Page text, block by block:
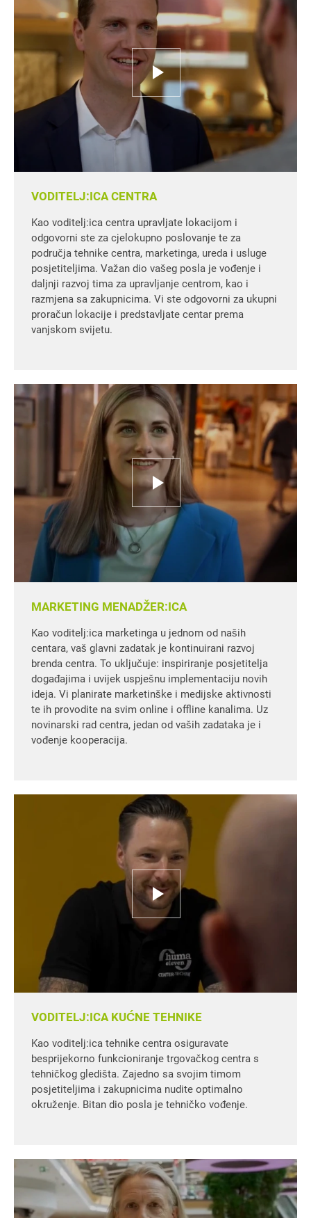
VODITELJ:ICA CENTRA
Kao voditelj:ica centra upravljate lokacijom i
odgovorni ste za cjelokupno poslovanje te za
područja tehnike centra, marketinga, ureda i usluge
posjetiteljima. Važan dio vašeg posla je vođenje i
daljnji razvoj tima za upravljanje centrom, kao i
razmjena sa zakupnicima. Vi ste odgovorni za ukupni
proračun lokacije i predstavljate centar prema
vanjskom svijetu.
MARKETING MENADŽER:ICA
Kao voditelj:ica marketinga u jednom od naših
centara, vaš glavni zadatak je kontinuirani razvoj
brenda centra. To uključuje: inspiriranje posjetitelja
događajima i uvijek uspješnu implementaciju novih
ideja. Vi planirate marketinške i medijske aktivnosti
te ih provodite na svim online i offline kanalima. Uz
novinarski rad centra, jedan od vaših zadataka je i
vođenje kooperacija.
VODITELJ:ICA KUĆNE TEHNIKE
Kao voditelj:ica tehnike centra osiguravate
besprijekorno funkcioniranje trgovačkog centra s
tehničkog gledišta. Zajedno sa svojim timom
posjetiteljima i zakupnicima nudite optimalno
okruženje. Bitan dio posla je tehničko vođenje.